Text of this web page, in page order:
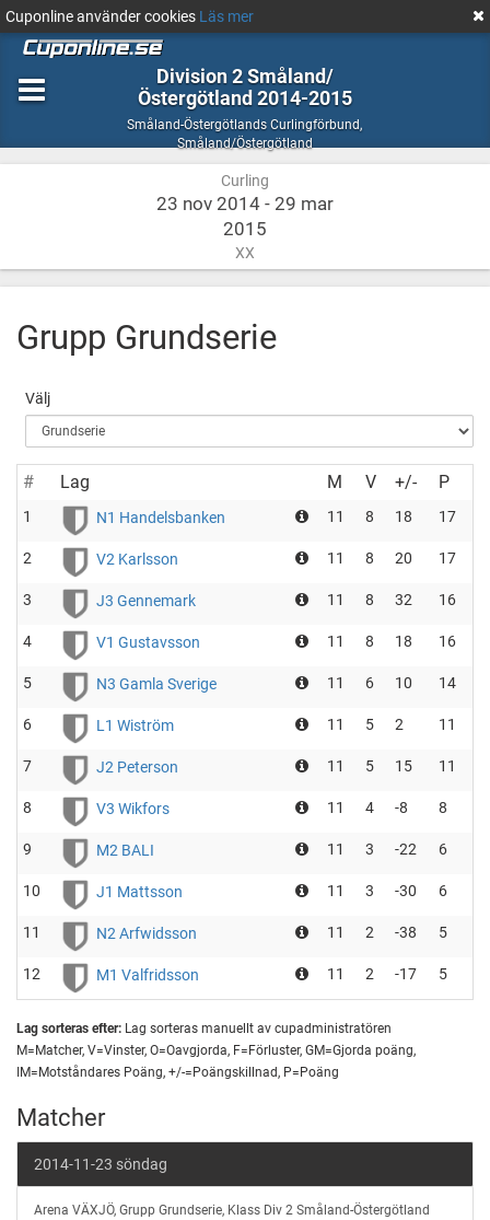
Cuponline använder cookies Läs mer
Division 2 Småland/
Östergötland 2014-2015
Småland-Östergötlands Curlingförbund,Curling
Småland/ÖstergötlandSmåland/
Östergötland
Curling
23 nov 2014 - 29 mar
2015
XX
Grupp Grundserie
Välj
# Lag M V +/- P
1 N1 Handelsbanken 11 8 18 17
2 V2 Karlsson 11 8 20 17
3 J3 Gennemark 11 8 32 16
4 V1 Gustavsson 11 8 18 16
5 N3 Gamla Sverige 11 6 10 14
6 L1 Wiström 11 5 2 11
7 J2 Peterson 11 5 15 11
8 V3 Wikfors 11 4 -8 8
9 M2 BALI 11 3 -22 6
10 J1 Mattsson 11 3 -30 6
11 N2 Arfwidsson 11 2 -38 5
12 M1 Valfridsson 11 2 -17 5
Lag sorteras efter: Lag sorteras manuellt av cupadministratören
M=Matcher, V=Vinster, O=Oavgjorda, F=Förluster, GM=Gjorda poäng,
IM=Motståndares Poäng, +/-=Poängskillnad, P=Poäng
Matcher
2014-11-23 söndag
J2
Arena VÄXJÖ, Grupp Grundserie, Klass Div 2 Småland-Östergötland